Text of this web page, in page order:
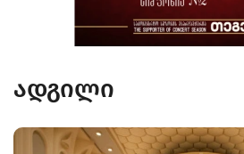
ადგილი